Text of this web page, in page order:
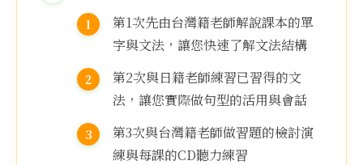
第1次先由台灣籍老師解說課本的單
字與文法，讓您快速了解文法結構
第2次與日籍老師練習已習得的文
法，讓您實際做句型的活用與會話
第3次與台灣籍老師做習題的檢討演
練與每課的CD聽力練習